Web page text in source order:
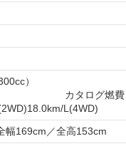
）
グ燃費
L(4WD)
幅169cm／全高153cm